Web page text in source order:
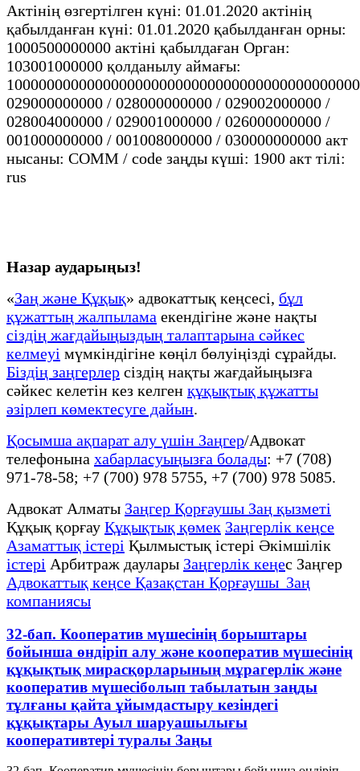
Актінің өзгертілген күні: 01.01.2020 актінің
қабылданған күні: 01.01.2020 қабылданған орны:
1000500000000 актіні қабылдаған Орган:
103001000000 қолданылу аймағы:
029000000000 / 028000000000 / 029002000000 /
028004000000 / 029001000000 / 026000000000 /
001000000000 / 001008000000 / 030000000000 акт
нысаны: COMM / code заңды күші: 1900 акт тілі:
rus
Назар аударыңыз!
«Заң және Құқық» адвокаттық кеңсесі, бұл
құжаттың жалпылама екендігіне және нақты
сіздің жағдайыңыздың талаптарына сәйкес
келмеуі мүмкіндігіне көңіл бөлуіңізді сұрайды.
Біздің заңгерлер сіздің нақты жағдайыңызға
сәйкес келетін кез келген құқықтық құжатты
әзірлеп көмектесуге дайын.
Қосымша ақпарат алу үшін Заңгер/Адвокат
телефонына хабарласуыңызға болады: +7 (708)
971-78-58; +7 (700) 978 5755, +7 (700) 978 5085.
Адвокат Алматы Заңгер Қорғаушы Заң қызметі
Құқық қорғау Құқықтық қөмек Заңгерлік кеңсе
Азаматтық істері Қылмыстық істері Әкімшілік
істері Арбитраж даулары Заңгерлік кеңес Заңгер
Адвокаттық кеңсе Қазақстан Қорғаушы Заң
компаниясы
32-бап. Кооператив мүшесiнiң борыштары
бойынша өндiрiп алу және кооператив мүшесiнiң
құқықтық мирасқорларының мұрагерлік және
кооператив мүшесiболып табылатын заңды
тұлғаны қайта ұйымдастыру кезiндегi
құқықтары Ауыл шаруашылығы
кооперативтері туралы Заңы